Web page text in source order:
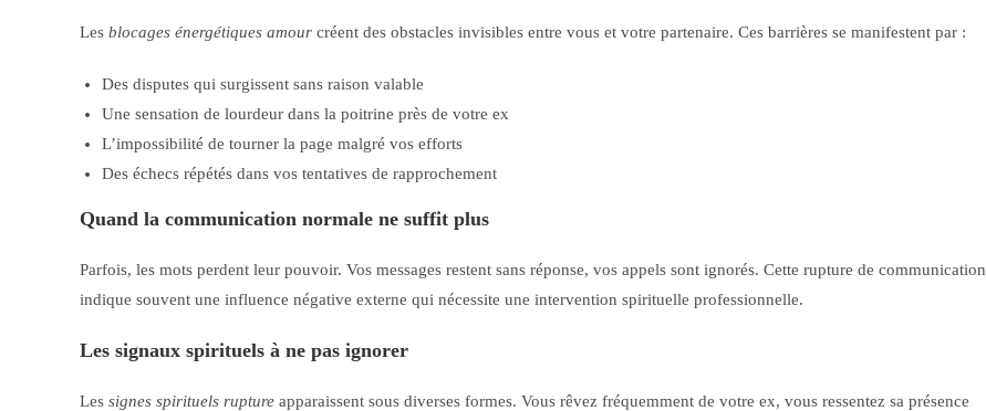
Les blocages énergétiques amour créent des obstacles invisibles entre vous et votre partenaire. Ces barrières se manifestent par :
Des disputes qui surgissent sans raison valable
Une sensation de lourdeur dans la poitrine près de votre ex
L’impossibilité de tourner la page malgré vos efforts
Des échecs répétés dans vos tentatives de rapprochement
Quand la communication normale ne suffit plus
Parfois, les mots perdent leur pouvoir. Vos messages restent sans réponse, vos appels sont ignorés. Cette rupture de communication
indique souvent une influence négative externe qui nécessite une intervention spirituelle professionnelle.
Les signaux spirituels à ne pas ignorer
Les signes spirituels rupture apparaissent sous diverses formes. Vous rêvez fréquemment de votre ex, vous ressentez sa présence